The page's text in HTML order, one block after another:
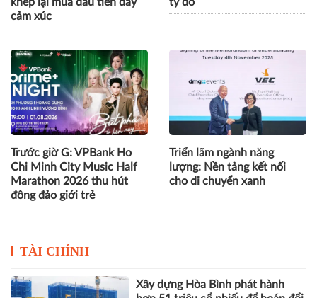
VPBank Ho Chi Minh City
Music Half Marathon 2026
khép lại mùa đầu tiên đầy
cảm xúc
Savan 1 và hành trình 25
năm của một tài sản nhiều
tỷ đô
Trước giờ G: VPBank Ho
Marathon 2026 thu hút
đông đảo giới trẻ
cho di chuyển xanh